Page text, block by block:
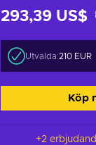
293,39 US$
Utvalda:210 EUR
Köp
+2